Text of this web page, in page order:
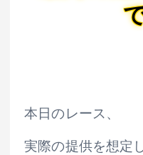
本日のレース、
実際の提供を想定